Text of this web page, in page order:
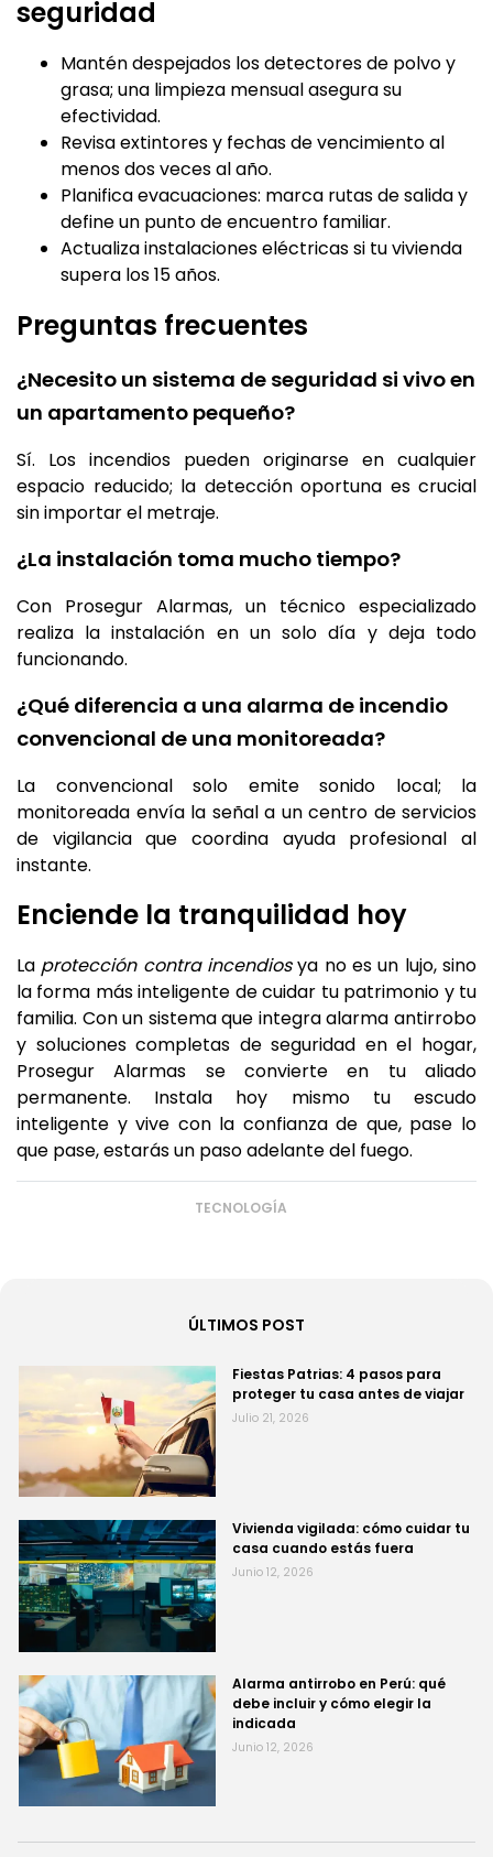
seguridad
Mantén despejados los detectores de polvo y
grasa; una limpieza mensual asegura su
efectividad.
Revisa extintores y fechas de vencimiento al
menos dos veces al año.
Planifica evacuaciones: marca rutas de salida y
define un punto de encuentro familiar.
Actualiza instalaciones eléctricas si tu vivienda
supera los 15 años.
Preguntas frecuentes
¿Necesito un sistema de seguridad si vivo en
un apartamento pequeño?
Sí. Los incendios pueden originarse en cualquier
espacio reducido; la detección oportuna es crucial
sin importar el metraje.
¿La instalación toma mucho tiempo?
Con Prosegur Alarmas, un técnico especializado
realiza la instalación en un solo día y deja todo
funcionando.
¿Qué diferencia a una alarma de incendio
convencional de una monitoreada?
La convencional solo emite sonido local; la
monitoreada envía la señal a un centro de servicios
de vigilancia que coordina ayuda profesional al
instante.
Enciende la tranquilidad hoy
La protección contra incendiosya no es un lujo, sino
la forma más inteligente de cuidar tu patrimonio y tu
familia. Con un sistema que integra alarma antirrobo
y soluciones completas de seguridad en el hogar,
Prosegur Alarmas se convierte en tu aliado
permanente. Instala hoy mismo tu escudo
inteligente y vive con la confianza de que, pase lo
que pase, estarás un paso adelante del fuego.
TECNOLOGÍA
ÚLTIMOS POST
Fiestas Patrias: 4 pasos para
proteger tu casa antes de viajar
Julio 21, 2026
Vivienda vigilada: cómo cuidar tu
casa cuando estás fuera
Junio 12, 2026
Alarma antirrobo en Perú: qué
debe incluir y cómo elegir la
indicada
Junio 12, 2026